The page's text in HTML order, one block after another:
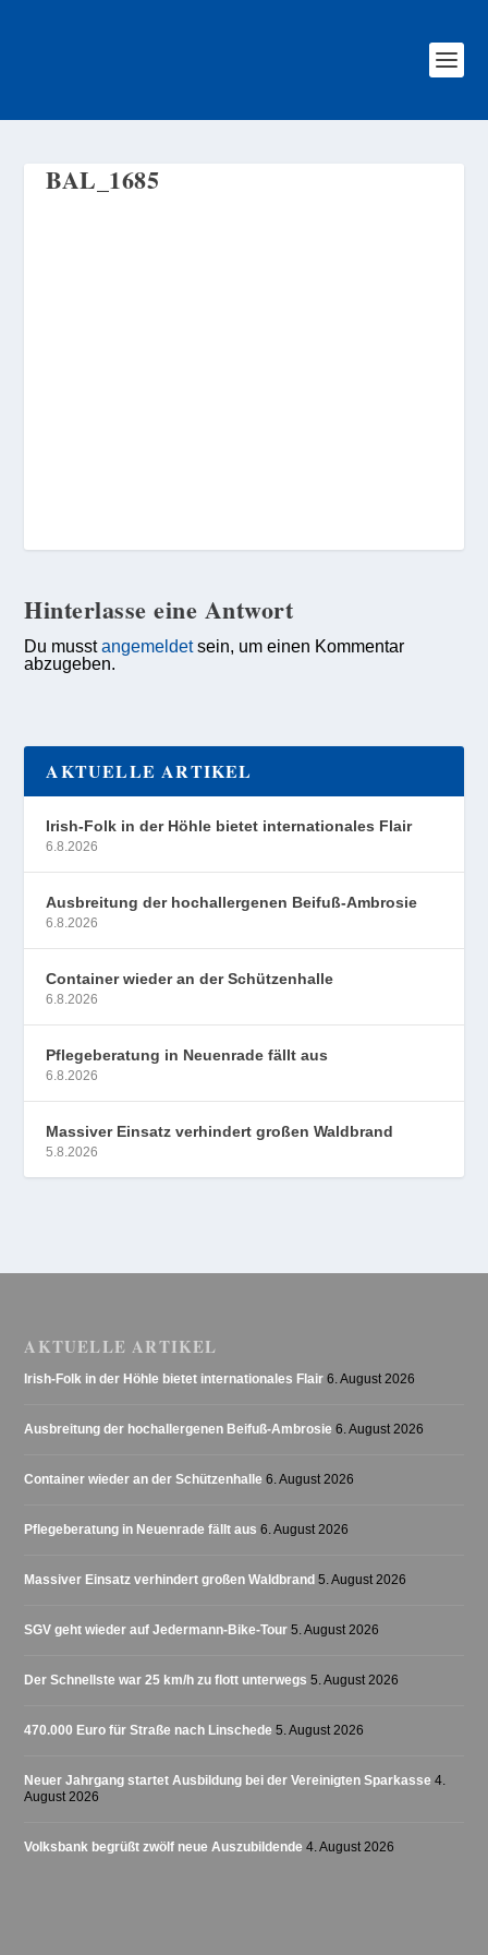
BAL_1685
Hinterlasse eine Antwort
Du musstangemeldetsein, um einen Kommentar
abzugeben.
AKTUELLE ARTIKEL
Irish-Folk in der Höhle bietet internationales Flair
6.8.2026
Ausbreitung der hochallergenen Beifuß-Ambrosie
6.8.2026
Container wieder an der Schützenhalle
6.8.2026
Pflegeberatung in Neuenrade fällt aus
6.8.2026
Massiver Einsatz verhindert großen Waldbrand
5.8.2026
AKTUELLE ARTIKEL
Irish-Folk in der Höhle bietet internationales Flair 6. August 2026
Ausbreitung der hochallergenen Beifuß-Ambrosie 6. August 2026
Container wieder an der Schützenhalle 6. August 2026
Pflegeberatung in Neuenrade fällt aus 6. August 2026
Massiver Einsatz verhindert großen Waldbrand 5. August 2026
SGV geht wieder auf Jedermann-Bike-Tour 5. August 2026
Der Schnellste war 25 km/h zu flott unterwegs 5. August 2026
470.000 Euro für Straße nach Linschede 5. August 2026
Neuer Jahrgang startet Ausbildung bei der Vereinigten Sparkasse 4.
August 2026
Volksbank begrüßt zwölf neue Auszubildende 4. August 2026